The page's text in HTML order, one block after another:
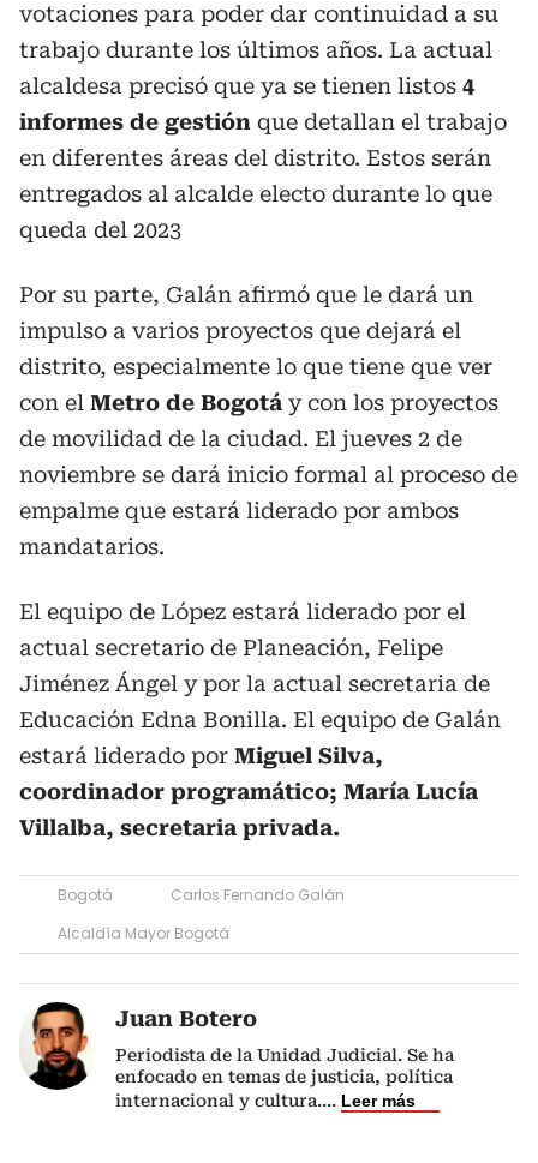
votaciones para poder dar continuidad a su
trabajo durante los últimos años. La actual
alcaldesa precisó que ya se tienen listos 4
informes de gestión que detallan el trabajo
en diferentes áreas del distrito. Estos serán
entregados al alcalde electo durante lo que
queda del 2023
Por su parte, Galán afirmó que le dará un
impulso a varios proyectos que dejará el
distrito, especialmente lo que tiene que ver
con el Metro de Bogotá y con los proyectos
de movilidad de la ciudad. El jueves 2 de
noviembre se dará inicio formal al proceso de
empalme que estará liderado por ambos
mandatarios.
El equipo de López estará liderado por el
actual secretario de Planeación, Felipe
Jiménez Ángel y por la actual secretaria de
Educación Edna Bonilla. El equipo de Galán
estará liderado por Miguel Silva,
coordinador programático; María Lucía
Villalba, secretaria privada.
Bogotá
Carlos Fernando Galán
Alcaldía Mayor Bogotá
Juan Botero
Periodista de la Unidad Judicial. Se ha
enfocado en temas de justicia, política
internacional y cultura.... Leer más